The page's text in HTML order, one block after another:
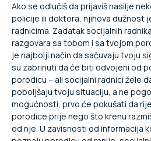
Ako se odlučiš da prijaviš nasilje
policije ili doktora, njihova dužnost
radnicima. Zadatak socijalnih
razgovara sa tobom i sa tvojom
je najbolji način da sačuvaju tvoju
su zabrinuti da će biti odvojeni od
porodicu – ali socijalni radnici žele
poboljšaju tvoju situaciju, a ne
mogućnosti, prvo će pokušati da
porodice prije nego što krenu
od nje. U zavisnosti od informacija